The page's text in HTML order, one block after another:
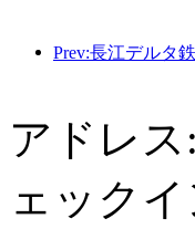
アドレ
ェックイ